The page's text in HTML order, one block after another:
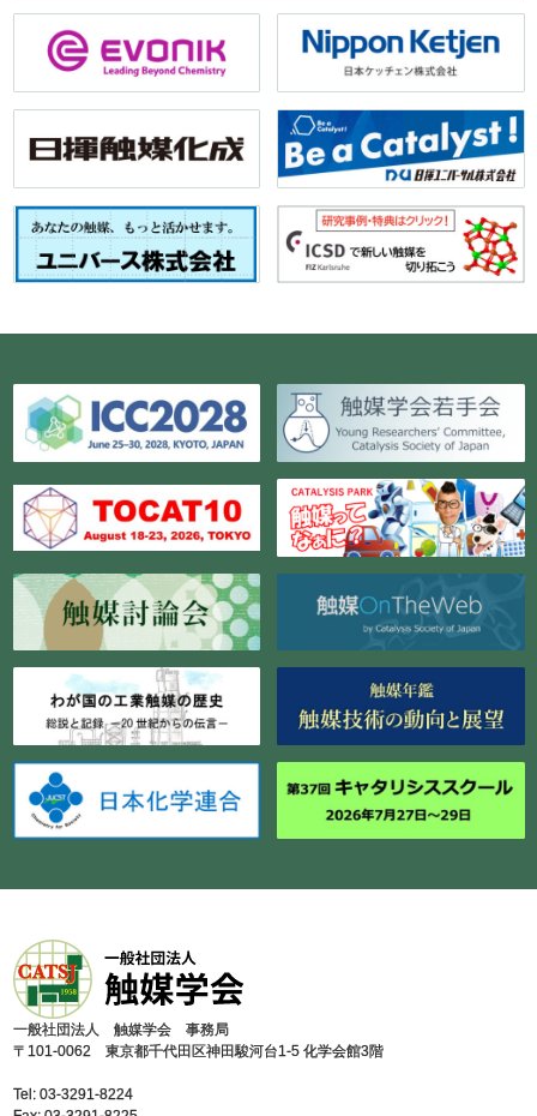
⼀般社団法⼈ 触媒学会 事務局
〒101-0062 東京都千代⽥区神⽥駿河台1-5 化学会館3階
Tel: 03-3291-8224